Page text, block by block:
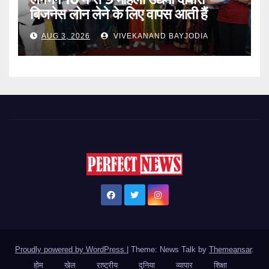
बिजनेस लोन लेने के लिए वापस आती हैं
AUG 3, 2026 VIVEKANAND BAYJODIA
Proudly powered by WordPress Theme: News Talk by Themeansar.
होम
खेल राष्ट्रीय दुनिया व्यापार शिक्षा